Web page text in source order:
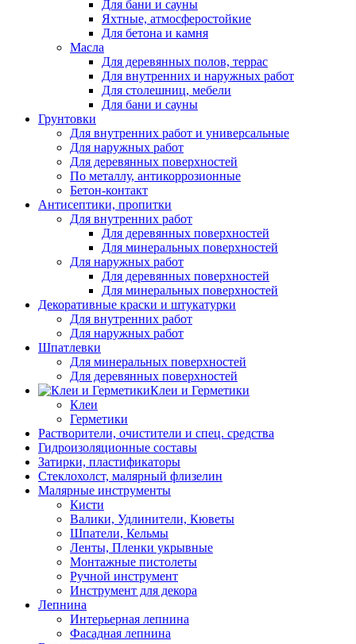
Для бани и сауны
Яхтные, атмосферостойкие
Для бетона и камня
Масла
Для деревянных полов, террас
Для внутренних и наружных работ
Для столешниц, мебели
Для бани и сауны
Грунтовки
Для внутренних работ и универсальные
Для наружных работ
Для деревянных поверхностей
По металлу, антикоррозионные
Бетон-контакт
Антисептики, пропитки
Для внутренних работ
Для деревянных поверхностей
Для минеральных поверхностей
Для наружных работ
Для деревянных поверхностей
Для минеральных поверхностей
Декоративные краски и штукатурки
Для внутренних работ
Для наружных работ
Шпатлевки
Для минеральных поверхностей
Для деревянных поверхностей
Клеи и Герметики
Клеи
Герметики
Растворители, очистители и спец. средства
Гидроизоляционные составы
Затирки, пластификаторы
Стеклохолст, малярный флизелин
Малярные инструменты
Кисти
Валики, Удлинители, Кюветы
Шпатели, Кельмы
Ленты, Пленки укрывные
Монтажные пистолеты
Ручной инструмент
Инструмент для декора
Лепнина
Интерьерная лепнина
Фасадная лепнина